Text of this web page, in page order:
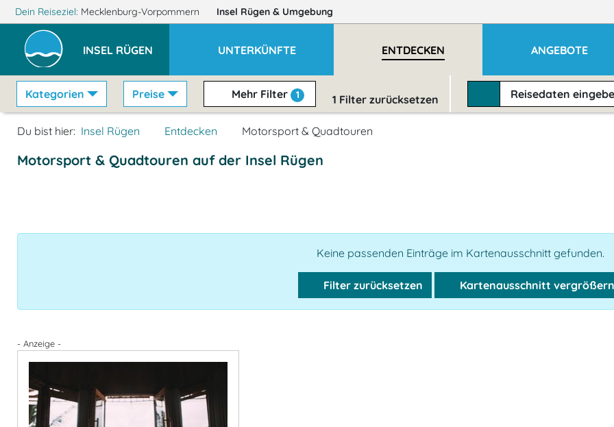
Dein Reiseziel: Mecklenburg-Vorpommern Insel Rügen & Umgebung
INSEL RÜGEN UNTERKÜNFTE ENTDECKEN ANGEBOTE
Kategorien Preise Mehr Filter 1 1 Filter zurücksetzen Reisedaten
Du bist hier: Insel Rügen Entdecken Motorsport & Quadtouren
Motorsport & Quadtouren auf der Insel Rügen
Keine passenden Einträge im Kartenausschnitt gefunden.
Filter zurücksetzen Kartenausschnitt vergrößern
- Anzeige -